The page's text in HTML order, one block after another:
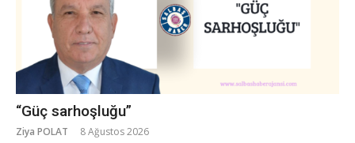
“Güç sarhoşluğu”
Ziya POLAT 8 Ağustos 2026